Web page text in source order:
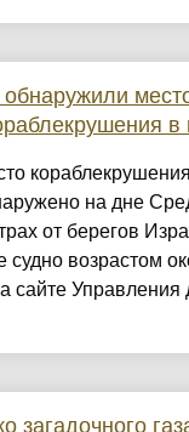
в
на дне
от берегов
судно возрастом
сайте Управления
загадочного